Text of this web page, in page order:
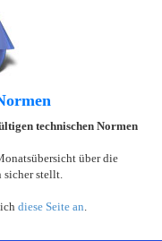
technischen Normen
über die
stellt.
diese Seite an